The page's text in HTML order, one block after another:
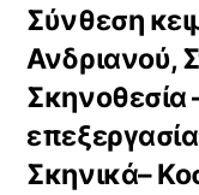
Σύνθεση
Ανδριανού,
Σκηνοθεσία
Σκηνικά–